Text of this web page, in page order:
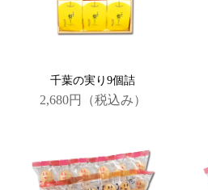
千葉の実り9個詰
2,680円 （税込み）